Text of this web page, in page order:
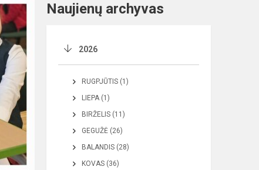
Naujienų archyvas
2026
RUGPJŪTIS (1)
LIEPA (1)
BIRŽELIS (11)
GEGUŽĖ (26)
BALANDIS (28)
KOVAS (36)